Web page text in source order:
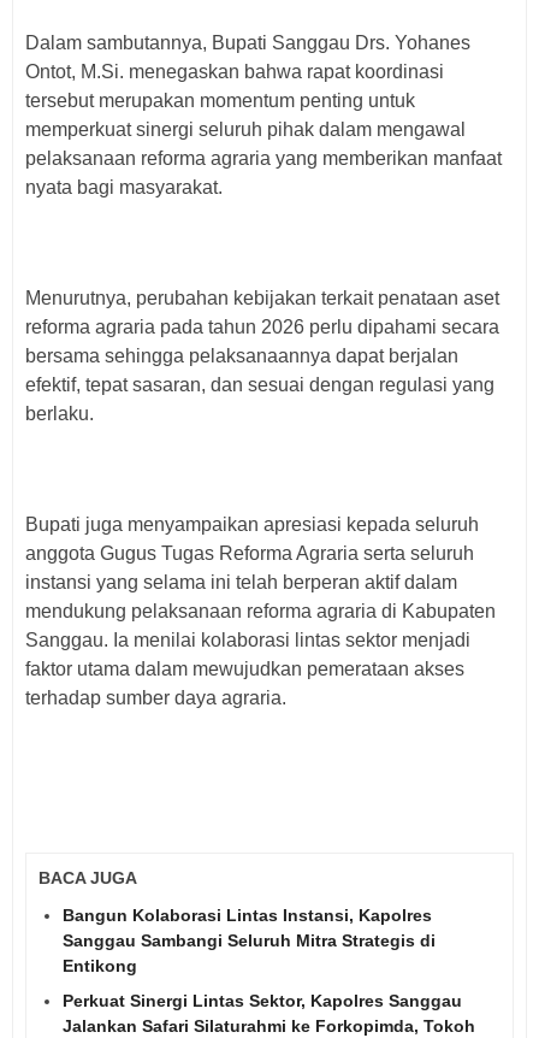
Dalam sambutannya, Bupati Sanggau Drs. Yohanes
Ontot, M.Si. menegaskan bahwa rapat koordinasi
tersebut merupakan momentum penting untuk
memperkuat sinergi seluruh pihak dalam mengawal
pelaksanaan reforma agraria yang memberikan manfaat
nyata bagi masyarakat.
Menurutnya, perubahan kebijakan terkait penataan aset
reforma agraria pada tahun 2026 perlu dipahami secara
bersama sehingga pelaksanaannya dapat berjalan
efektif, tepat sasaran, dan sesuai dengan regulasi yang
berlaku.
Bupati juga menyampaikan apresiasi kepada seluruh
anggota Gugus Tugas Reforma Agraria serta seluruh
instansi yang selama ini telah berperan aktif dalam
mendukung pelaksanaan reforma agraria di Kabupaten
Sanggau. Ia menilai kolaborasi lintas sektor menjadi
faktor utama dalam mewujudkan pemerataan akses
terhadap sumber daya agraria.
BACA JUGA
Bangun Kolaborasi Lintas Instansi, Kapolres
Sanggau Sambangi Seluruh Mitra Strategis di
Entikong
Perkuat Sinergi Lintas Sektor, Kapolres Sanggau
Jalankan Safari Silaturahmi ke Forkopimda, Tokoh